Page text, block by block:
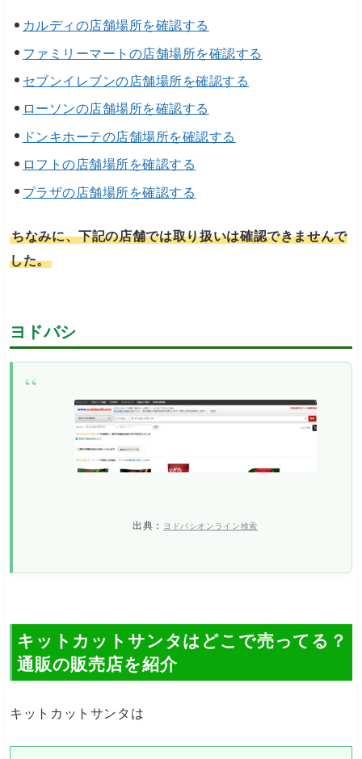
カルディの店舗場所を確認する
ファミリーマートの店舗場所を確認する
セブンイレブンの店舗場所を確認する
ローソンの店舗場所を確認する
ドンキホーテの店舗場所を確認する
ロフトの店舗場所を確認する
プラザの店舗場所を確認する
ちなみに、下記の店舗では取り扱いは確認できませんで
した。
ヨドバシ
出典： ヨドバシオンライン検索
キットカットサンタはどこで売ってる？
通販の販売店を紹介
キットカットサンタは